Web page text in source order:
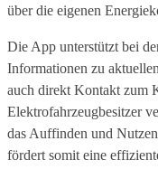
über die eigenen
Die App unterstützt bei
Informationen zu
auch direkt Kontakt zum
Elektrofahrzeugbesitzer
das Auffinden und
fördert somit eine